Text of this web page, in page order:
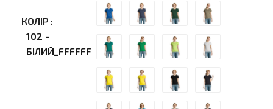
КОЛІР
102 -
БІЛИЙ_FFFFFF